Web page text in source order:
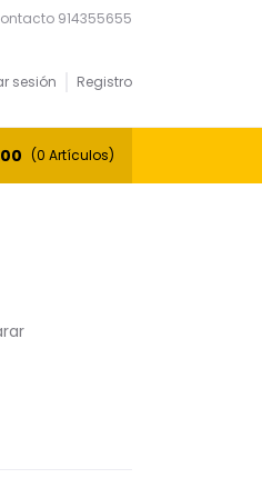
914355655
sesión Registro
Contacto
(0 Artículos)